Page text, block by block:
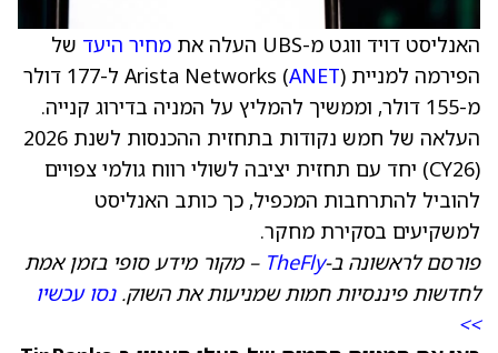
האנליסט דויד ווגט מ-UBS העלה את מחיר היעד של
הפירמה למניית Arista Networks ( ANET
) ל-177 דולר
מ-155 דולר, וממשיך להמליץ על המניה בדירוג קנייה.
העלאה של חמש נקודות בתחזית ההכנסות לשנת 2026
(CY26) יחד עם תחזית יציבה לשולי רווח גולמי צפויים
להוביל להתרחבות המכפיל, כך כותב האנליסט
למשקיעים בסקירת מחקר.
פורסם לראשונה ב-TheFly – מקור מידע סופי בזמן אמת
לחדשות פיננסיות חמות שמניעות את השוק.נסו עכשיו
>>